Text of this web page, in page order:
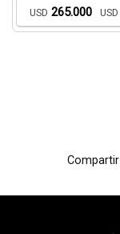
USD 265.000 USD
Compartir